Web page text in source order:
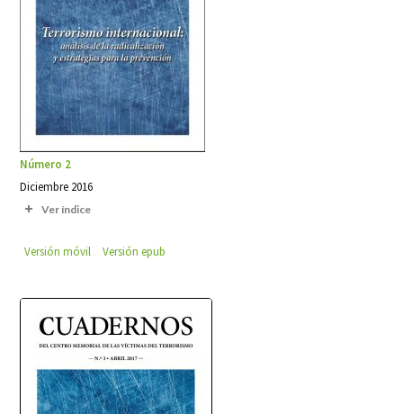
Número 2
Diciembre 2016
Ver índice
Versión móvil Versión epub